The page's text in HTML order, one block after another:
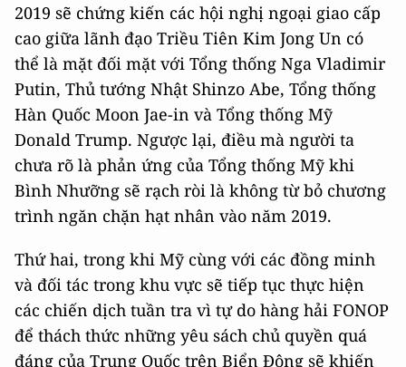
2019 sẽ chứng kiến các hội nghị ngoại giao cấp
cao giữa lãnh đạo Triều Tiên Kim Jong Un có
thể là mặt đối mặt với Tổng thống Nga Vladimir
Putin, Thủ tướng Nhật Shinzo Abe, Tổng thống
Hàn Quốc Moon Jae-in và Tổng thống Mỹ
Donald Trump. Ngược lại, điều mà người ta
chưa rõ là phản ứng của Tổng thống Mỹ khi
Bình Nhưỡng sẽ rạch ròi là không từ bỏ chương
trình ngăn chặn hạt nhân vào năm 2019.
Thứ hai, trong khi Mỹ cùng với các đồng minh
và đối tác trong khu vực sẽ tiếp tục thực hiện
các chiến dịch tuần tra vì tự do hàng hải FONOP
để thách thức những yêu sách chủ quyền quá
đáng của Trung Quốc trên Biển Đông sẽ khiến